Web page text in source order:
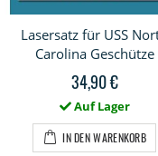
Lasersatz für USS
Carolina Geschütze
34,90 €
Auf Lager
IN DEN WARENKORB